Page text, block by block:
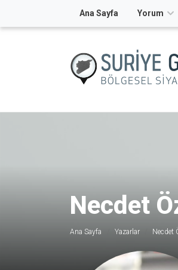
Ana Sayfa Yorum
Necdet
Ana Sayfa Yazarlar Necdet